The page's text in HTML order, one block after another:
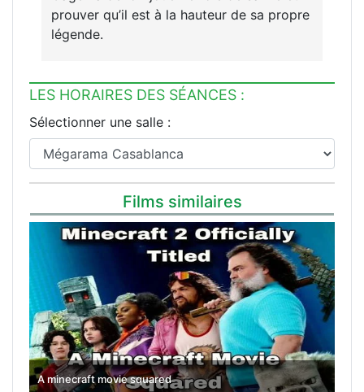
prouver qu’il est à la hauteur de sa propre
légende.
LES HORAIRES DES SÉANCES :
Sélectionner une salle :
Films similaires
A minecraft movie squared